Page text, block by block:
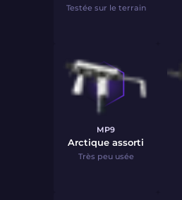
Testée sur le terrain
MP9
Arctique assorti
Très peu usée